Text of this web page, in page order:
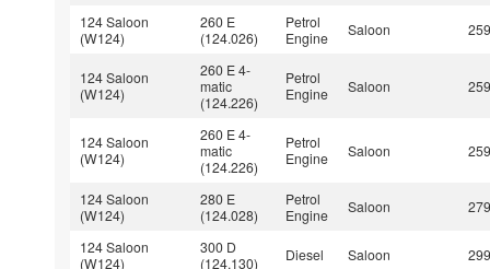
124 Saloon
(W124)
260 E
(124.026)
Petrol
Engine
Saloon
124 Saloon
(W124)
260 E 4-
matic
(124.226)
Petrol
Engine
Saloon
124 Saloon
(W124)
260 E 4-
matic
(124.226)
Petrol
Engine
Saloon
124 Saloon
(W124)
280 E
(124.028)
Petrol
Engine
Saloon
124 Saloon
(W124)
300 D
(124.130)
Diesel Saloon